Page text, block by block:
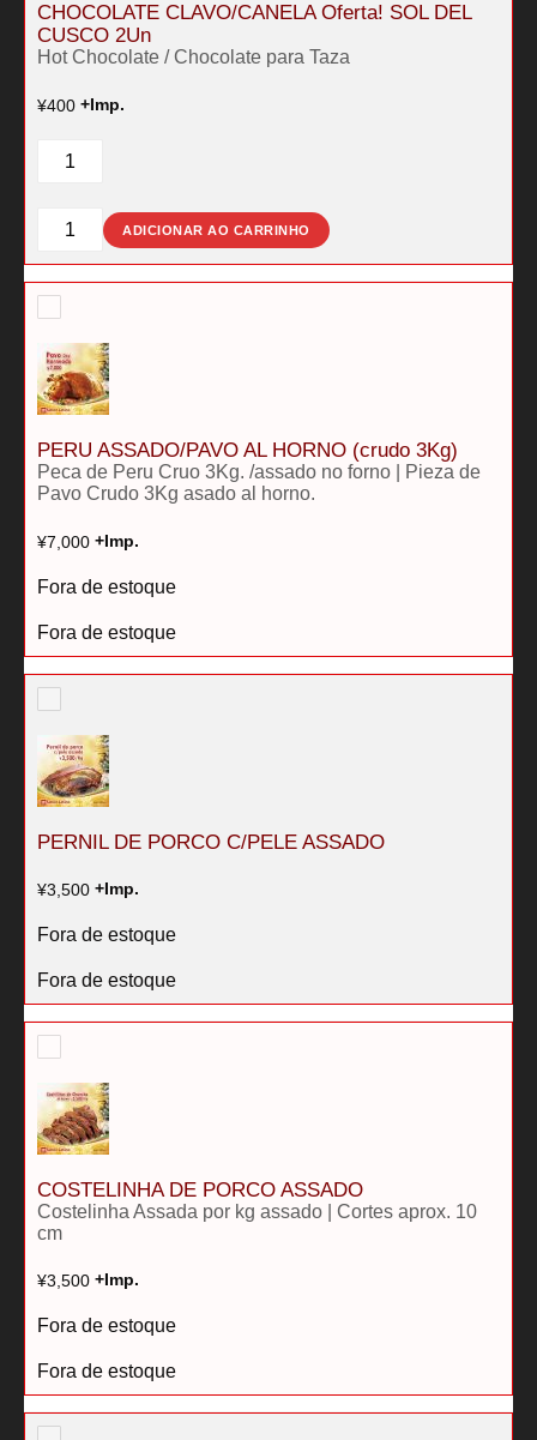
CHOCOLATE CLAVO/CANELA Oferta! SOL DEL
CUSCO 2Un
Hot Chocolate / Chocolate para Taza
¥400 +Imp.
CHOCOLATE
CLAVO/CANELA
DEL
2Un
quantidade
CHOCOLATE
CLAVO/CANELA
Oferta!
SOL
DEL
CUSCO
2Un
quantidade
ADICIONAR AO CARRINHO
PERU ASSADO/PAVO AL HORNO (crudo 3Kg)
Peca de Peru Cruo 3Kg. /assado no forno | Pieza de
Pavo Crudo 3Kg asado al horno.
¥7,000 +Imp.
Fora de estoque
Fora de estoque
PERNIL DE PORCO C/PELE ASSADO
¥3,500 +Imp.
Fora de estoque
Fora de estoque
COSTELINHA DE PORCO ASSADO
Costelinha Assada por kg assado | Cortes aprox. 10
cm
¥3,500 +Imp.
Fora de estoque
Fora de estoque